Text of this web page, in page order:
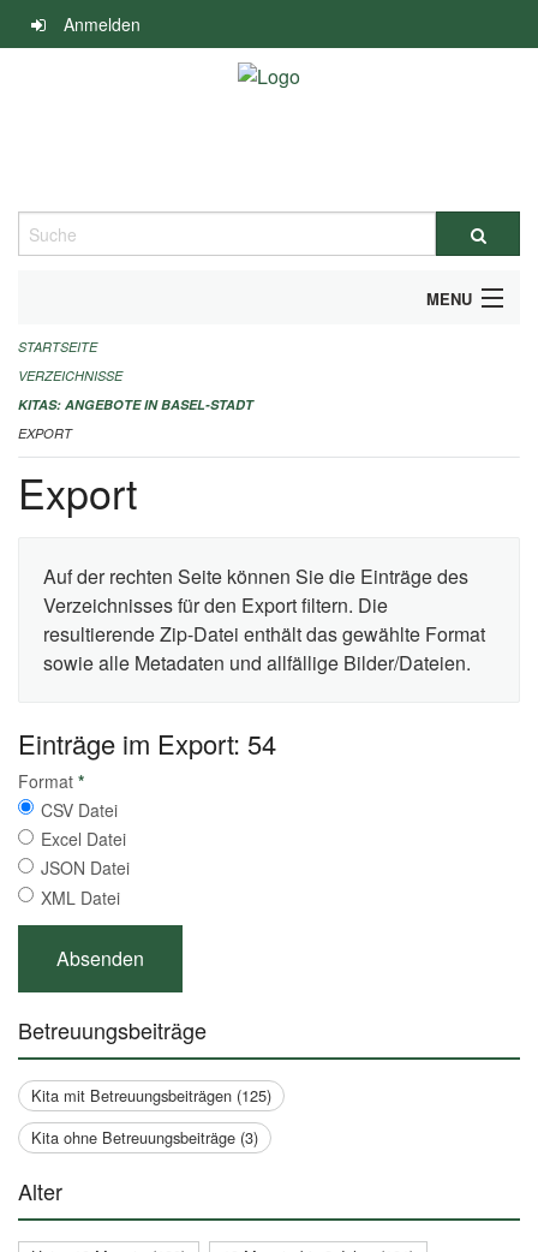
Navigation
überspringen
Anmelden
Suche
MENU
ALLGEMEINE INFORMATIONEN
IMPRESSUM
STARTSEITE
VERZEICHNISSE
KITAS: ANGEBOTE IN BASEL-STADT
EXPORT
Export
Auf der rechten Seite können Sie die Einträge des
Verzeichnisses für den Export filtern. Die
resultierende Zip-Datei enthält das gewählte Format
sowie alle Metadaten und allfällige Bilder/Dateien.
Einträge im Export: 54
Format *
CSV Datei
Excel Datei
JSON Datei
XML Datei
Betreuungsbeiträge
Kita mit Betreuungsbeiträgen (125)
Kita ohne Betreuungsbeiträge (3)
Alter